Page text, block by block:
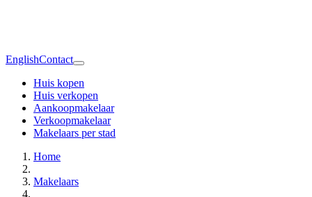
EnglishContact
Huis kopen
Huis verkopen
Aankoopmakelaar
Verkoopmakelaar
Makelaars per stad
Home
Makelaars